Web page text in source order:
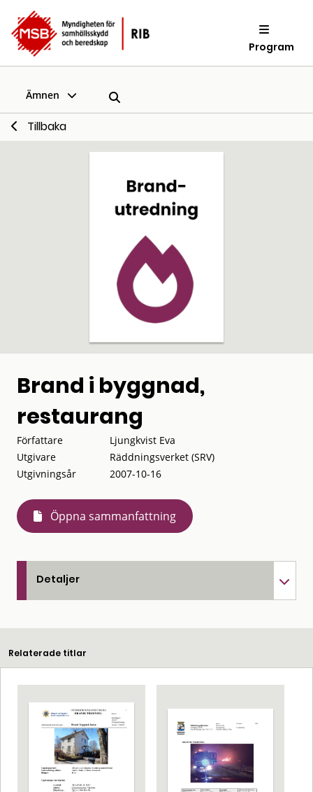
Program
Ämnen
Tillbaka
Brand i byggnad,
restaurang
Författare
Ljungkvist Eva
Utgivare
Räddningsverket (SRV)
Utgivningsår
2007-10-16
Öppna sammanfattning
Detaljer
Relaterade titlar